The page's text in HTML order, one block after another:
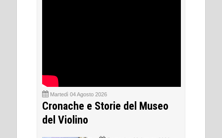
Martedì 04 Agosto 2026
Cronache e Storie del Museo
del Violino